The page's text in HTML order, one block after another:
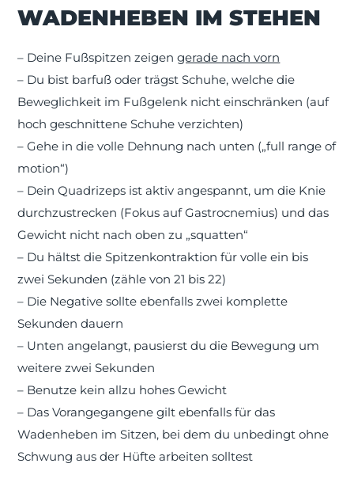
WADENHEBEN IM STEHEN
– Deine Fußspitzen zeigengerade nach vorn
– Du bist barfuß oder trägst Schuhe, welche die
Beweglichkeit im Fußgelenk nicht einschränken (auf
hoch geschnittene Schuhe verzichten)
– Gehe in die volle Dehnung nach unten („full range of
motion“)
– Dein Quadrizeps ist aktiv angespannt, um die Knie
durchzustrecken (Fokus auf Gastrocnemius) und das
Gewicht nicht nach oben zu „squatten“
– Du hältst die Spitzenkontraktion für volle ein bis
zwei Sekunden (zähle von 21 bis 22)
– Die Negative sollte ebenfalls zwei komplette
Sekunden dauern
– Unten angelangt, pausierst du die Bewegung um
weitere zwei Sekunden
– Benutze kein allzu hohes Gewicht
– Das Vorangegangene gilt ebenfalls für das
Wadenheben im Sitzen, bei dem du unbedingt ohne
Schwung aus der Hüfte arbeiten solltest